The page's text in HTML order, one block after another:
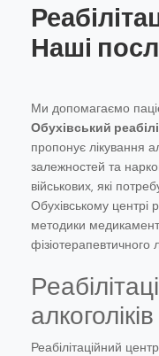
Наші
Ми допомагаємо
Обухівський
пропонує лікування
залежностей та
військових, які
Обухівському центрі
методики
фізіотерапевтичного
Реабілітаційний